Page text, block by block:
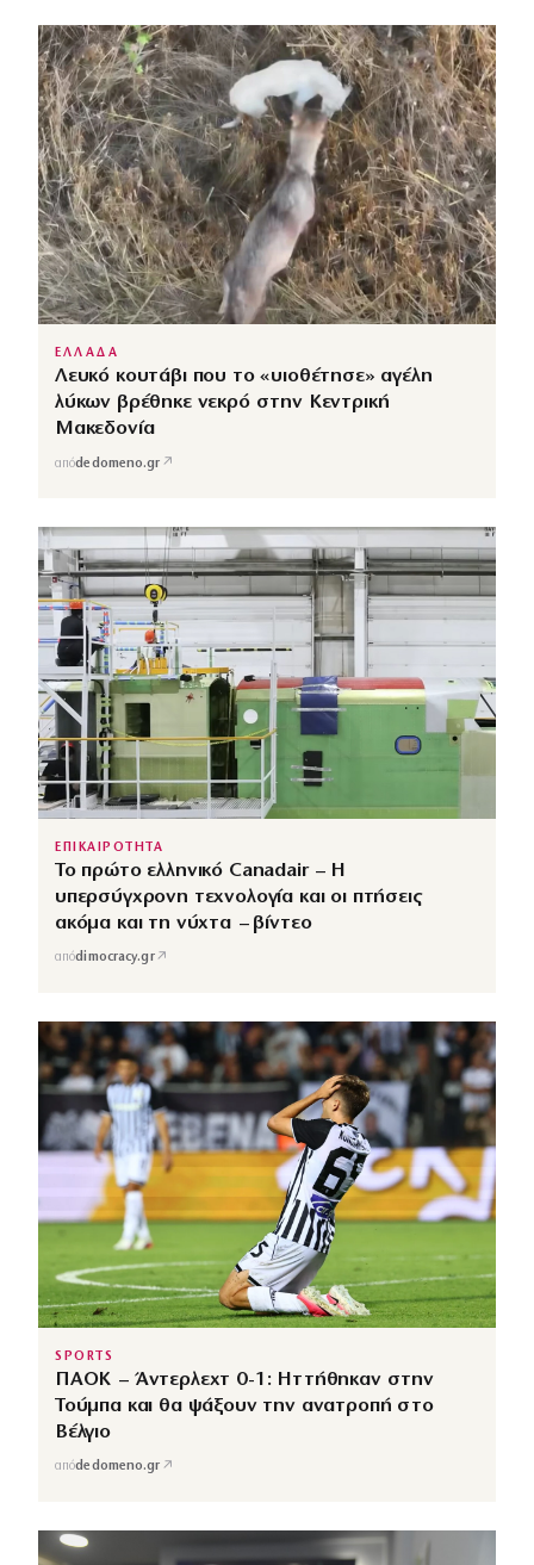
ΕΛΛΑΔΑ
Λευκό κουτάβι που το «υιοθέτησε» αγέλη
λύκων βρέθηκε νεκρό στην Κεντρική
Μακεδονία
απόdedomeno.gr ↗
ΕΠΙΚΑΙΡΟΤΗΤΑ
Το πρώτο ελληνικό Canadair – Η
υπερσύγχρονη τεχνολογία και οι πτήσεις
ακόμα και τη νύχτα – βίντεο
απόdimocracy.gr↗
SPORTS
ΠΑΟΚ – Άντερλεχτ 0-1: Ηττήθηκαν στην
Τούμπα και θα ψάξουν την ανατροπή στο
Βέλγιο
απόdedomeno.gr ↗